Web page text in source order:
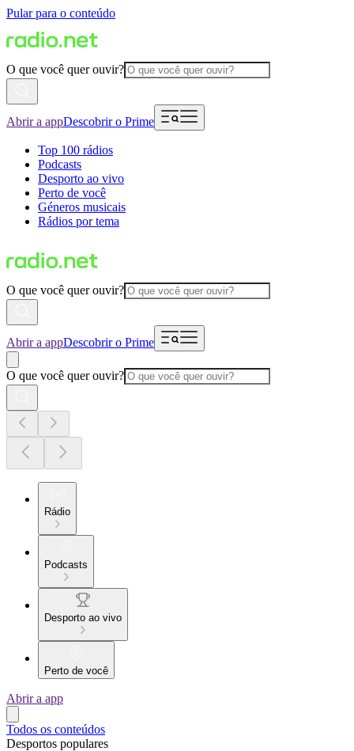
Pular para o conteúdo
O que você quer ouvir?
Abrir a appDescobrir o Prime
Top 100 rádios
Podcasts
Desporto ao vivo
Perto de você
Géneros musicais
Rádios por tema
O que você quer ouvir?
Abrir a appDescobrir o Prime
O que você quer ouvir?
Rádio
Podcasts
Desporto ao vivo
Perto de você
Abrir a app
Todos os conteúdos
Desportos populares